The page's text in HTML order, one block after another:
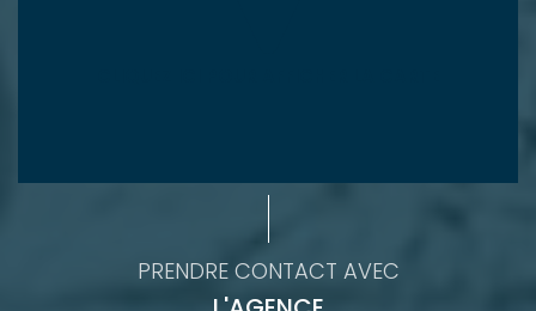
PRENDRE CONTACT AVEC